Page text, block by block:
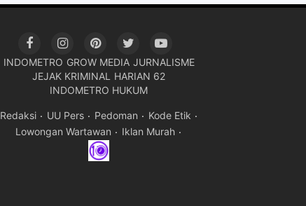
INDOMETRO GROW MEDIA JURNALISME
JEJAK KRIMINAL
HARIAN 62
INDOMETRO HUKUM
Redaksi UU Pers Pedoman
Kode Etik
Lowongan Wartawan
Iklan Murah